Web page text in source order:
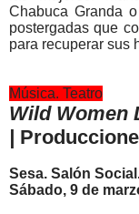
Chabuca Granda
postergadas que
para recuperar sus
Música. Teatro
Wild Women
Sesa. Salón
Sábado, 9 de